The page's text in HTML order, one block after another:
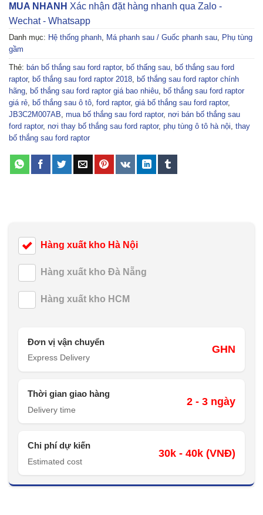
MUA NHANH Xác nhận đặt hàng nhanh qua Zalo -
Wechat - Whatsapp
Danh mục: Hệ thống phanh Má phanh sau / Guốc phanh sau Phụ tùng
gầm
Thẻ: bán bố thắng sau ford raptor, bố thấng sau bố thắng sau ford
raptor, bố thắng sau ford raptor 2018 bố thắng sau ford raptor chính
hãng bố thắng sau ford raptor giá bao nhiêu bố thắng sau ford raptor
giá rẻ bố thắng sau ô tô ford raptor, giá bố thắng sau ford raptor,
JB3C2M007AB mua bố thắng sau ford raptor, nơi bán bố thắng sau
ford raptor, nơi thay bố thắng sau ford raptor, phụ tùng ô tô hà nội thay
bố thắng sau ford raptor
Hàng xuất kho Hà Nội
Hàng xuất kho Đà Nẵng
Hàng xuất kho HCM
Đơn vị vận chuyển
Express Delivery
GHN
Thời gian giao hàng
Delivery time
2 - 3 ngày
Chi phí dự kiến
Estimated cost
30k - 40k (VNĐ)